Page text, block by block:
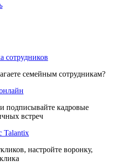
сотрудников
семейным сотрудникам?
подписывайте кадровые
встреч
Talantix
настройте воронку,